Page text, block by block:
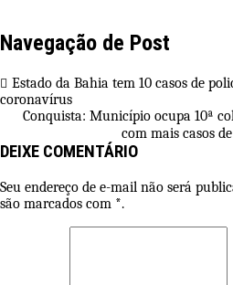
Navegação de Post
Estado da Bahia tem 10 casos de
coronavírus
Conquista: Município ocupa 10ª
com mais casos
DEIXE COMENTÁRIO
Seu endereço de e-mail não será
são marcados com *.